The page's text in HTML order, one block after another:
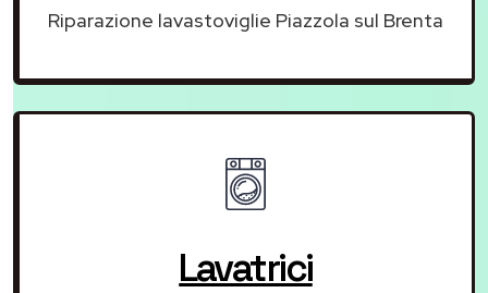
Riparazione lavastoviglie Piazzola sul Brenta
Lavatrici